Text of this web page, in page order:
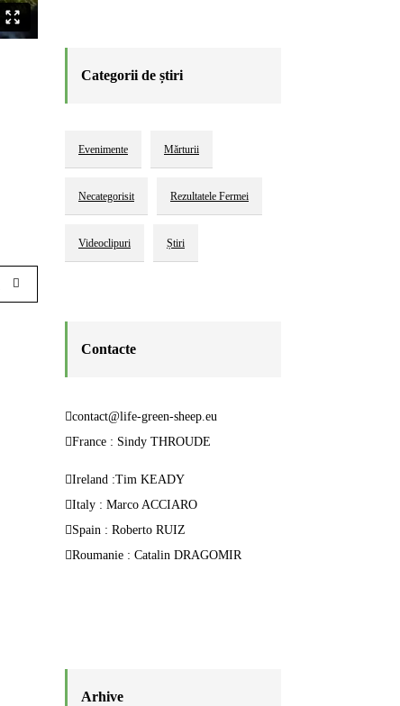
Categorii de știri
Evenimente Mărturii
Necategorisit Rezultatele Fermei
Videoclipuri Știri
Contacte
contact@life-green-sheep.eu
France : Sindy THROUDE
Ireland :Tim KEADY
Italy : Marco ACCIARO
Spain : Roberto RUIZ
Roumanie : Catalin DRAGOMIR
Arhive